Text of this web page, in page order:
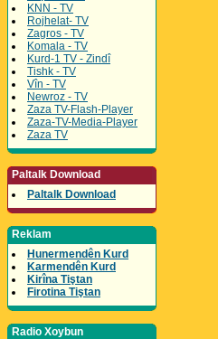
KNN - TV
Rojhelat- TV
Zagros - TV
Komala - TV
Kurd-1 TV - Zindî
Tishk - TV
Vîn - TV
Newroz - TV
Zaza TV-Flash-Player
Zaza-TV-Media-Player
Zaza TV
Paltalk Download
Paltalk Download
Reklam
Hunermendên Kurd
Karmendên Kurd
Kirîna Tiştan
Firotina Tiştan
Radio Xoybun